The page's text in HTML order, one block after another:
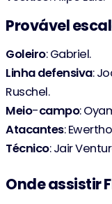
Provável
Goleiro: Gabriel.
Linhadefensiva:
Ruschel.
Meio-campo:
Atacantes:
Técnico: Jair
Onde assistir